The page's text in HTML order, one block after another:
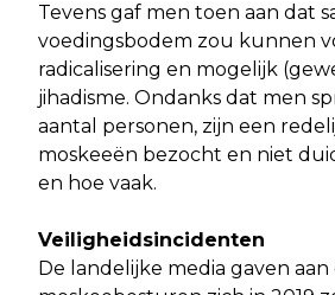
Tevens gaf men toen aan dat
voedingsbodem zou kunnen
radicalisering en mogelijk
jihadisme. Ondanks dat men
aantal personen, zijn een
moskeeën bezocht en niet
en hoe vaak.
Veiligheidsincidenten
De landelijke media gaven aan